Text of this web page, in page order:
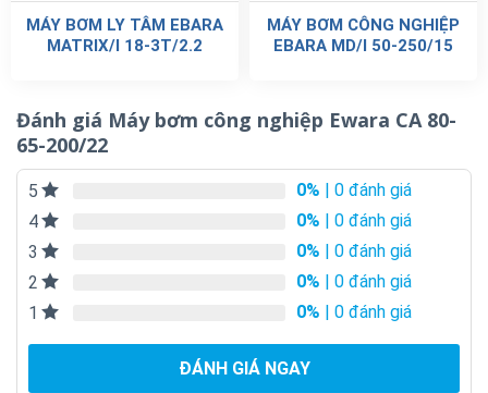
MÁY BƠM LY TÂM EBARA
MATRIX/I 18-3T/2.2
MÁY BƠM CÔNG NGHIỆP
EBARA MD/I 50-250/15
Đánh giá Máy bơm công nghiệp Ewara CA 80-
65-200/22
5 0% | 0 đánh giá
4
0% | 0 đánh giá
3
0% | 0 đánh giá
2
0% | 0 đánh giá
1
0% | 0 đánh giá
ĐÁNH GIÁ NGAY